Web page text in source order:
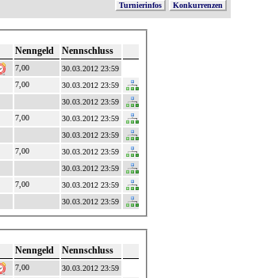
Turnierinfos Konkurrenzen
Nenngeld Nennschluss
7,00
30.03.2012 23:59
7,00
30.03.2012 23:59
30.03.2012 23:59
7,00
30.03.2012 23:59
30.03.2012 23:59
7,00
30.03.2012 23:59
30.03.2012 23:59
7,00
30.03.2012 23:59
30.03.2012 23:59
Nenngeld Nennschluss
7,00
30.03.2012 23:59